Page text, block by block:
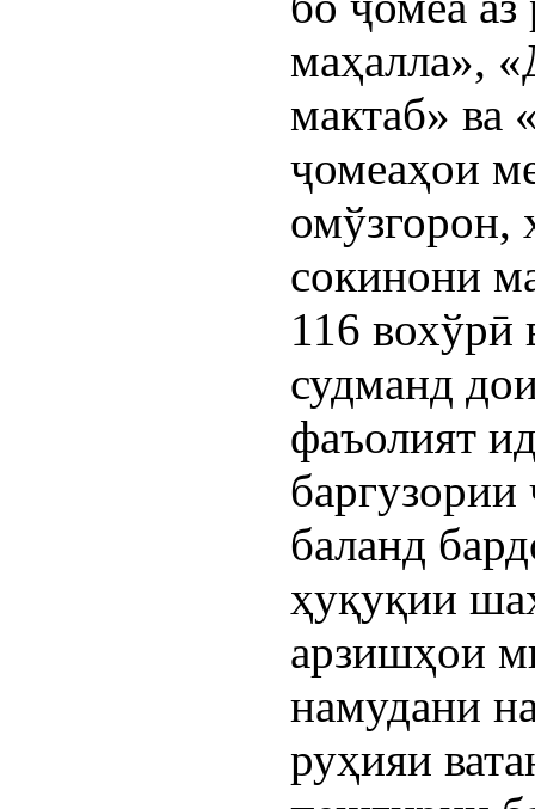
маҳалла»,
мактаб» ва
ҷомеаҳои
омўзгорон,
сокинони
116 вохўрӣ
судманд
фаъолият
баланд
ҳуқуқии
арзишҳои
намудани
руҳияи